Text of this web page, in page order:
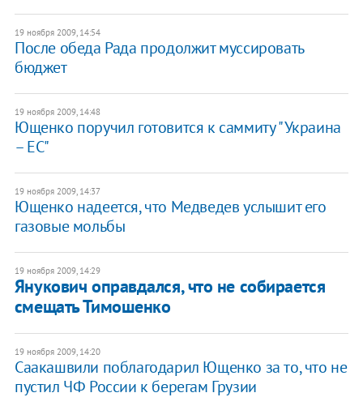
19 ноября 2009, 14:54
После обеда Рада продолжит муссировать
бюджет
19 ноября 2009, 14:48
Ющенко поручил готовится к саммиту "Украина
– ЕС"
19 ноября 2009, 14:37
Ющенко надеется, что Медведев услышит его
газовые мольбы
19 ноября 2009, 14:29
Янукович оправдался, что не собирается
смещать Тимошенко
19 ноября 2009, 14:20
Саакашвили поблагодарил Ющенко за то, что не
пустил ЧФ России к берегам Грузии